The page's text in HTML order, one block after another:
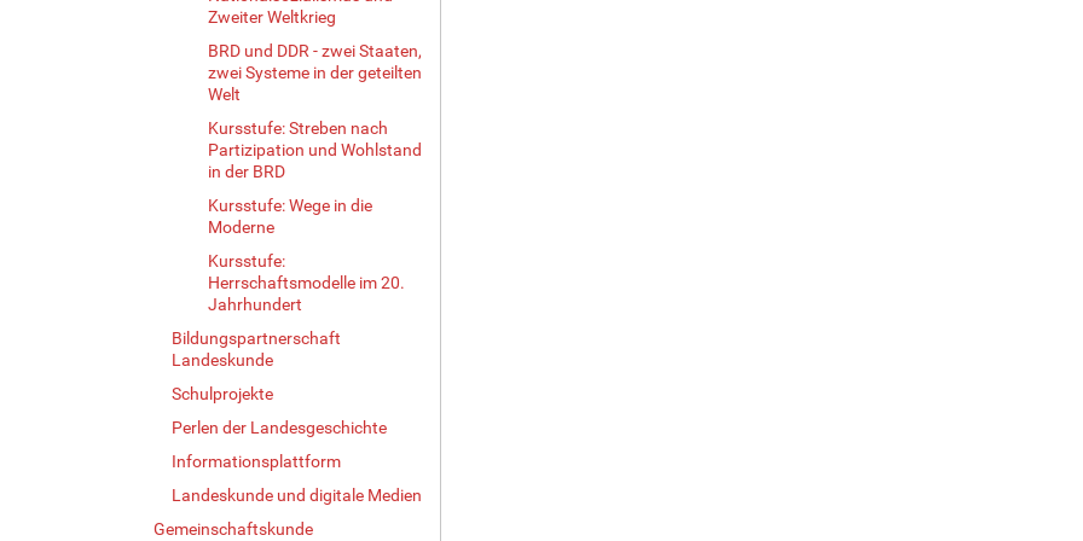
Zweiter Weltkrieg
BRD und DDR - zwei Staaten,
zwei Systeme in der geteilten
Welt
Kursstufe: Streben nach
Partizipation und Wohlstand
in der BRD
Kursstufe: Wege in die
Moderne
Kursstufe:
Herrschaftsmodelle im 20.
Jahrhundert
Bildungspartnerschaft
Landeskunde
Schulprojekte
Perlen der Landesgeschichte
Informationsplattform
Landeskunde und digitale Medien
Gemeinschaftskunde